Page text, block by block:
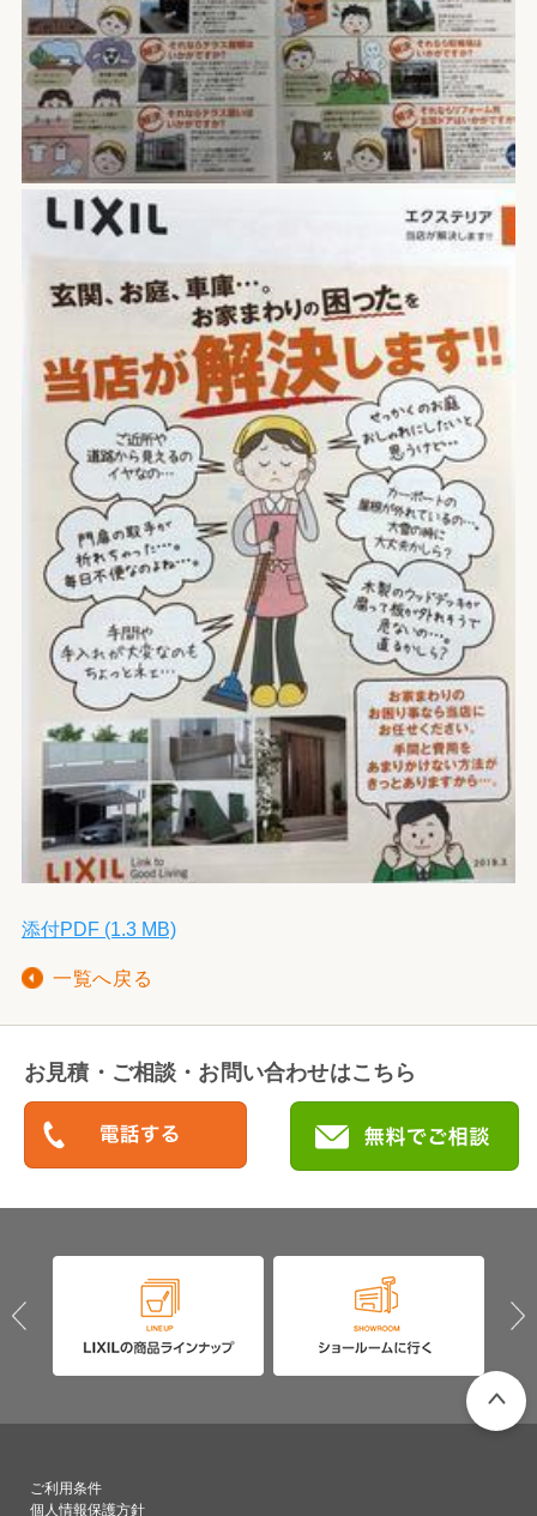
添付PDF (1.3 MB)
一覧へ戻る
お見積・ご相談・お問い合わせはこちら
ご利用条件
個人情報保護方針